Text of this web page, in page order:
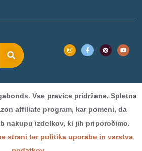
Vse pravice pridržane. Spletna
affiliate program, kar pomeni, da
nakupu izdelkov, ki jih priporočimo.
strani ter politika uporabe in varstva